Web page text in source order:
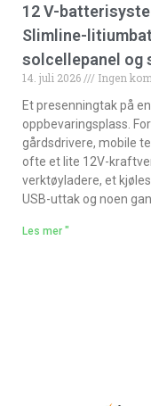
12 V-
Slimline-
solcellepanel og
14. juli 2026
Ingen
Et presenningtak på
oppbevaringsplass.
gårdsdrivere, mobile
ofte et lite 12V-
verktøyladere, et
USB-uttak og noen
Les mer "